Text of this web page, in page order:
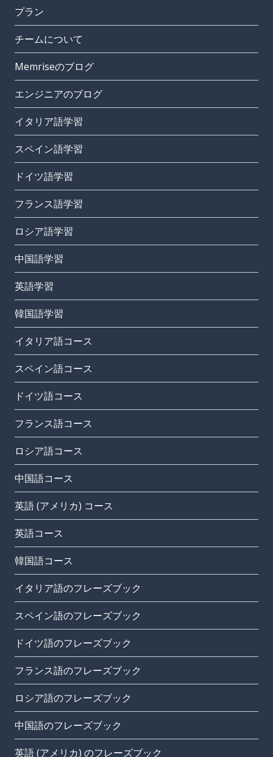
プラン
チームについて
Memriseのブログ
エンジニアのブログ
イタリア語学習
スペイン語学習
ドイツ語学習
フランス語学習
ロシア語学習
中国語学習
英語学習
韓国語学習
イタリア語コース
スペイン語コース
ドイツ語コース
フランス語コース
ロシア語コース
中国語コース
英語 (アメリカ) コース
英語コース
韓国語コース
イタリア語のフレーズブック
スペイン語のフレーズブック
ドイツ語のフレーズブック
フランス語のフレーズブック
ロシア語のフレーズブック
中国語のフレーズブック
英語 (アメリカ) のフレーズブック